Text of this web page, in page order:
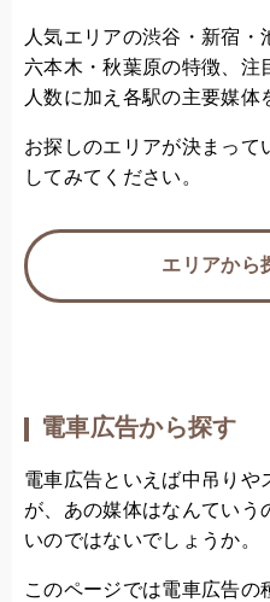
人気エリアの渋谷・新宿・
六本木・秋葉原の特徴、注
人数に加え各駅の主要媒体
お探しのエリアが決まって
してみてください。
エリアから
電車広告から探す
電車広告といえば中吊りや
が、あの媒体はなんていう
いのではないでしょうか。
このページでは電車広告の